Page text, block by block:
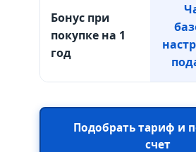
Бонус при
покупке на 1
год
Подобрать тариф и
счет